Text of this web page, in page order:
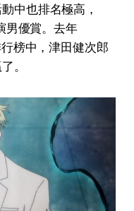
中也排名極高，
男優賞。去年
榜中，津田健次郎
。